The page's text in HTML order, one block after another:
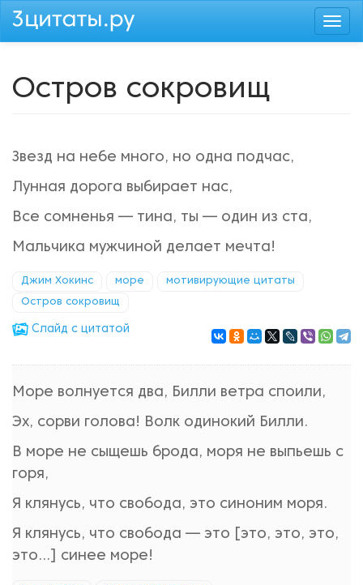
Перейти
Остров сокровищ
Звезд на небе много, но одна подчас,
Лунная дорога выбирает нас,
Все сомненья — тина, ты — один из ста,
Мальчика мужчиной делает мечта!
Джим Хокинс море мотивирующие цитаты
Остров сокровищ
Cлайд с цитатой
Море волнуется два, Билли ветра споили,
Эх, сорви голова! Волк одинокий Билли.
В море не сыщешь брода, моря не выпьешь с
горя,
Я клянусь, что свобода, это синоним моря.
Я клянусь, что свобода — это [это, это, это,
это...] синее море!